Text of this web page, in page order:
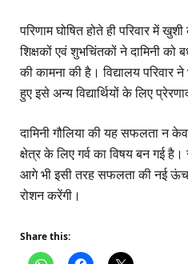
परिणाम घोषित होते ही परिवार में
शिक्षकों एवं शुभचिंतकों ने दामिनी
की कामना की है। विद्यालय परिवार
हुए इसे अन्य विद्यार्थियों के लिए
दामिनी गौलिया की यह सफलता न
क्षेत्र के लिए गर्व का विषय बन गई है।
आगे भी इसी तरह सफलता की नई
रोशन करेंगी।
Share this: